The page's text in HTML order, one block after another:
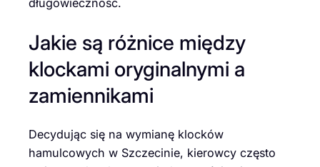
Jakie są różnice między
klockami oryginalnymi a
zamiennikami
Decydując się na wymianę klocków
hamulcowych w Szczecinie, kierowcy często